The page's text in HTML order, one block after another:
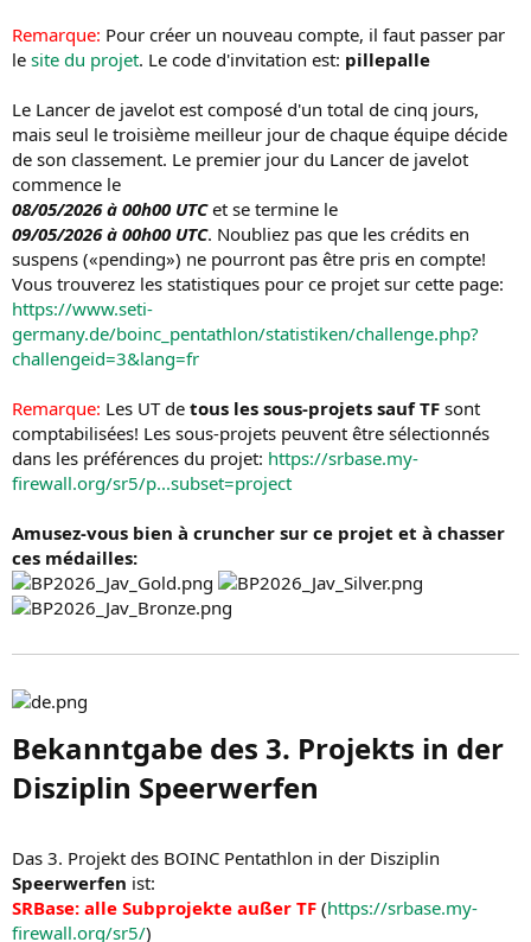
Remarque: Pour créer un nouveau compte, il faut passer par
le site du projet. Le code d'invitation est: pillepalle
Le Lancer de javelot est composé d'un total de cinq jours,
mais seul le troisième meilleur jour de chaque équipe décide
de son classement. Le premier jour du Lancer de javelot
commence le
08/05/2026 à 00h00 UTCet se termine le
09/05/2026 à 00h00 UTC. Noubliez pas que les crédits en
suspens («pending») ne pourront pas être pris en compte!
Vous trouverez les statistiques pour ce projet sur cette page:
https://www.seti-
germany.de/boinc_pentathlon/statistiken/challenge.php?
challengeid=3&lang=fr
Remarque: Les UT de tous les sous-projets sauf TF sont
comptabilisées! Les sous-projets peuvent être sélectionnés
dans les préférences du projet: https://srbase.my-
firewall.org/sr5/p...subset=project
Amusez-vous bien à cruncher sur ce projet et à chasser
ces médailles:
Bekanntgabe des 3. Projekts in der
Disziplin Speerwerfen​
Das 3. Projekt des BOINC Pentathlon in der Disziplin
Speerwerfen ist:
SRBase: alle Subprojekte außer TF (https://srbase.my-
firewall.org/sr5/)